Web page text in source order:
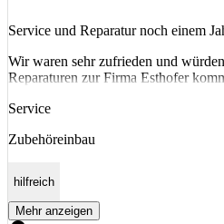
Service und Reparatur noch einem
Wir waren sehr zufrieden und
Reparaturen zur Firma Esthofer
Service
Zubehöreinbau
hilfreich
Mehr anzeigen